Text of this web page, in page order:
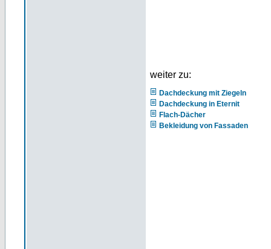
weiter zu:
Dachdeckung mit Ziegeln
Dachdeckung in Eternit
Flach-Dächer
Bekleidung von Fassaden